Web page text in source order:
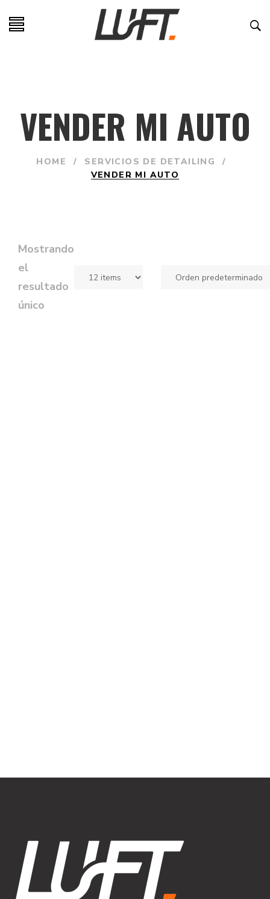
VENDER MI AUTO
HOME / SERVICIOS DE DETAILING
/
VENDER MI AUTO
Mostrando
el
resultado
único